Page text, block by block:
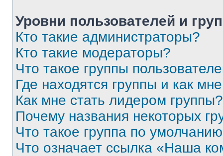
Уровни пользователей и
Кто такие администраторы?
Кто такие модераторы?
Что такое группы
Где находятся группы и как
Как мне стать лидером группы?
Почему названия некоторых
Что такое группа по
Что означает ссылка «Наша